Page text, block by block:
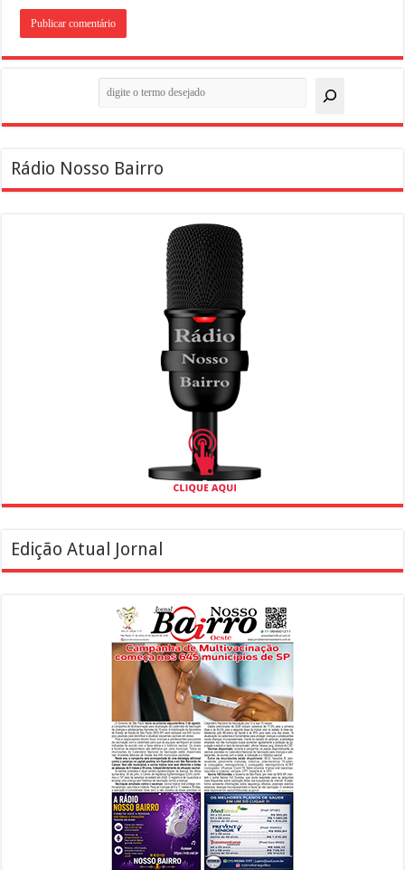
Rádio Nosso Bairro
Edição Atual Jornal